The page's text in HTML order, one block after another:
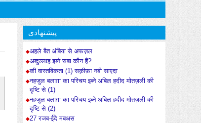
پیشنهادی
अहले बैत अंबिया से अफज़ल
अब्दुल्लाह इब्ने सबा कौन हैं?
की वास्तविकता (1) सक़ीफ़ा नबी साएदा
नहजुल बलाग़ा का परिचय इब्ने अबिल हदीद मोतज़ली की
दृष्टि से (1)
नहजुल बलाग़ा का परिचय इब्ने अबिल हदीद मोतज़ली की
दृष्टि से (2)
27 रजब-ईदे मबअस